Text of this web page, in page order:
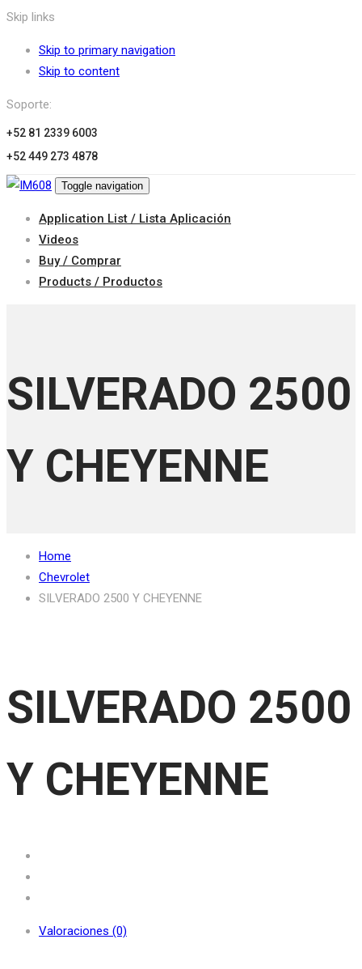
Skip links
Skip to primary navigation
Skip to content
Soporte:
+52 81 2339 6003
+52 449 273 4878
Toggle navigation
Application List / Lista Aplicación
Videos
Buy / Comprar
Products / Productos
SILVERADO 2500
Y CHEYENNE
Home
Chevrolet
SILVERADO 2500 Y CHEYENNE
SILVERADO 2500
Y CHEYENNE
Valoraciones (0)